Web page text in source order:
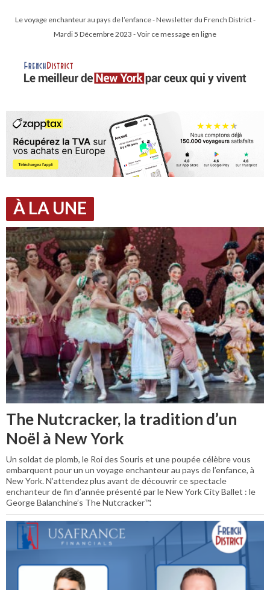
Le voyage enchanteur au pays de l’enfance - Newsletter du French District -
Mardi 5 Décembre 2023 - Voir ce message en ligne
À LA UNE
The Nutcracker, la tradition d’un
Noël à New York
Un soldat de plomb, le Roi des Souris et une poupée célèbre vous
embarquent pour un un voyage enchanteur au pays de l’enfance, à
New York. N’attendez plus avant de découvrir ce spectacle
enchanteur de fin d’année présenté par le New York City Ballet : le
George Balanchine’s The Nutcracker™.